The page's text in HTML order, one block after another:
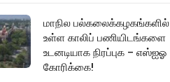
மாநில பல்கலைக்கழகங்களில்
உள்ள காலிப் பணியிடங்களை
உடனடியாக நிரப்புக – எஸ்ஐஓ
கோரிக்கை!